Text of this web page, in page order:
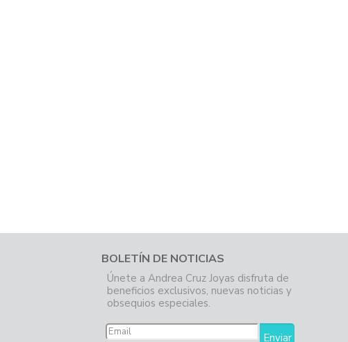
BOLETÍN DE NOTICIAS
Únete a Andrea Cruz Joyas disfruta de
beneficios exclusivos, nuevas noticias y
obsequios especiales.